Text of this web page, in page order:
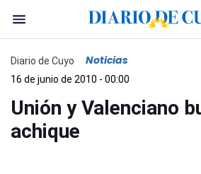
Diario de Cuyo Noticias
16 de junio de 2010 - 00:00
Unión y Valenciano
achique